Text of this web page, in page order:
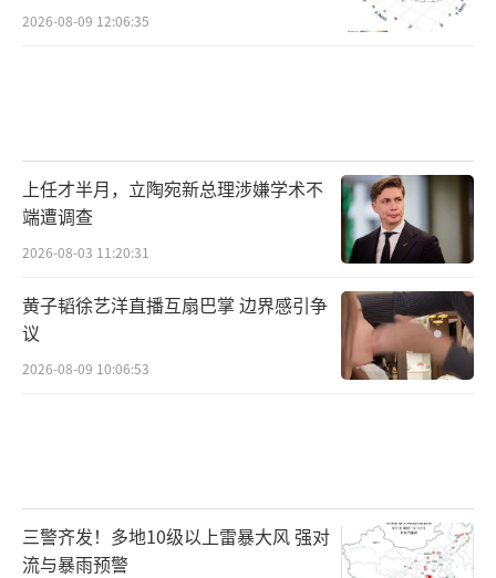
2026-08-09 12:06:35
上任才半月，立陶宛新总理涉嫌学术不
端遭调查
2026-08-03 11:20:31
黄子韬徐艺洋直播互扇巴掌 边界感引争
议
2026-08-09 10:06:53
三警齐发！多地10级以上雷暴大风 强对
流与暴雨预警